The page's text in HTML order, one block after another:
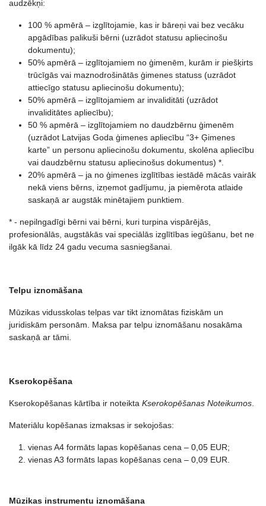
audzēkņi:
100 % apmērā – izglītojamie, kas ir bāreņi vai bez vecāku
apgādības palikuši bērni (uzrādot statusu apliecinošu
dokumentu);
50% apmērā – izglītojamiem no ģimenēm, kurām ir piešķirts
trūcīgās vai maznodrošinātās ģimenes statuss (uzrādot
attiecīgo statusu apliecinošu dokumentu);
50% apmērā – izglītojamiem ar invaliditāti (uzrādot
invaliditātes apliecību);
50 % apmērā – izglītojamiem no daudzbērnu ģimenēm
(uzrādot Latvijas Goda ģimenes apliecību “3+ Ģimenes
karte” un personu apliecinošu dokumentu, skolēna apliecību
vai daudzbērnu statusu apliecinošus dokumentus) *.
20% apmērā – ja no ģimenes izglītības iestādē mācās vairāk
nekā viens bērns, izņemot gadījumu, ja piemērota atlaide
saskaņā ar augstāk minētajiem punktiem.
* - nepilngadīgi bērni vai bērni, kuri turpina vispārējās,
profesionālās, augstākās vai speciālās izglītības iegūšanu, bet ne
ilgāk kā līdz 24 gadu vecuma sasniegšanai.
Telpu iznomāšana
Mūzikas vidusskolas telpas var tikt iznomātas fiziskām un
juridiskām personām. Maksa par telpu iznomāšanu nosakāma
saskaņā ar tāmi.
Kserokopēšana
Kserokopēšanas kārtība ir noteikta Kserokopēšanas Noteikumos
Materiālu kopēšanas izmaksas ir sekojošas:
vienas A4 formāts lapas kopēšanas cena – 0,05 EUR;
vienas A3 formāts lapas kopēšanas cena – 0,09 EUR.
Mūzikas instrumentu iznomāšana